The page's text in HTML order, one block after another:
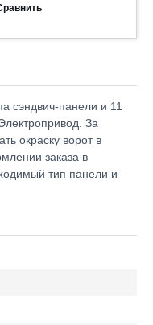
сэндвич-панели и 11
За
окраску ворот в
заказа в
тип панели и